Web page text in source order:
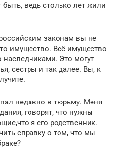
быть, ведь столько лет жили
законам вы не
имущество. Всё имущество
наследниками. Это могут
сестры и так далее. Вы, к
недавно в тюрьму. Меня
говорят, что нужны
я его родственник.
справку о том, что мы